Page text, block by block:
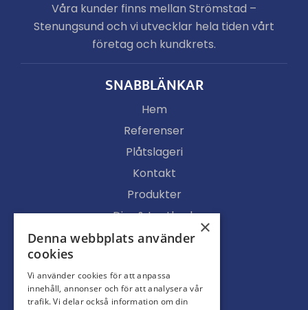
Våra kunder finns mellan Strömstad –
Stenungsund och vi utvecklar hela tiden vårt
företag och kundkrets.
SNABBLÄNKAR
Hem
Referenser
Plåtslageri
Kontakt
Produkter
Djur & Lantbruk
Köpvillkor
Ljusgenomsläpp
Portar
×
Denna webbplats använder
cookies
Vi använder cookies för att anpassa
innehåll, annonser och för att analysera vår
trafik. Vi delar också information om din